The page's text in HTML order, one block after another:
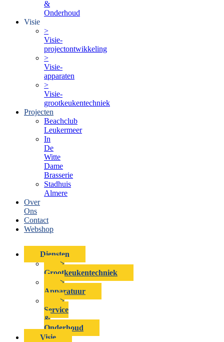
&
Onderhoud
Visie
>
Visie-
projectontwikkeling
>
Visie-
apparaten
>
Visie-
grootkeukentechniek
Projecten
Beachclub
Leukermeer
In
De
Witte
Dame
Brasserie
Stadhuis
Almere
Over
Ons
Contact
Webshop
Diensten
>
Grootkeukentechniek
>
Apparatuur
>
Service
&
Onderhoud
Visie